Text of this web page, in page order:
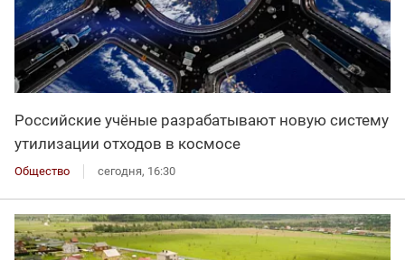
Российские учёные разрабатывают новую систему
утилизации отходов в космосе
Общество сегодня, 16:30